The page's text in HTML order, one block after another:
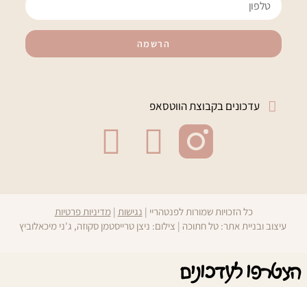
הרשמה
עדכונים בקבוצת הווטסאפ
כל הזכויות שמורות לפנטהריי | נגישות |מדיניות פרטיות
עיצוב ובניית אתר:טל חתוכה | צילום: ניצן טרייסטמן סקוזה, ג'ני מיכאלוביץ
הצטרפו לעדכונים